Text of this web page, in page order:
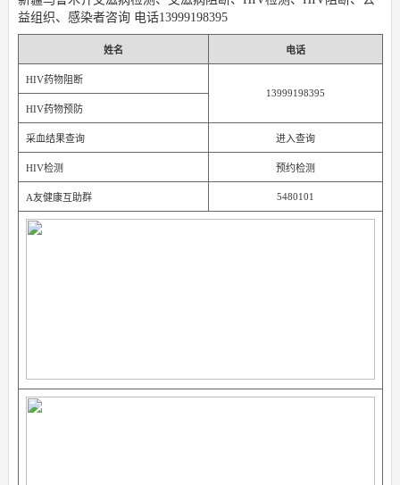
益组织、感染者咨询 电话13999198395
姓名 电话
HIV药物阻断
13999198395
HIV药物预防
采血结果查询 进入查询
HIV检测 预约检测
A友健康互助群 5480101